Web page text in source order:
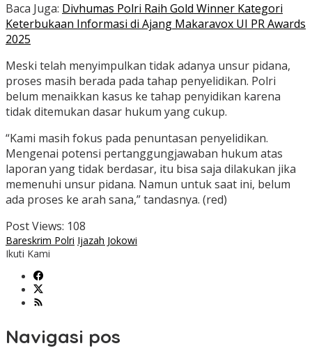
Baca Juga: Divhumas Polri Raih Gold Winner Kategori
Keterbukaan Informasi di Ajang Makaravox UI PR Awards
2025
Meski telah menyimpulkan tidak adanya unsur pidana,
proses masih berada pada tahap penyelidikan. Polri
belum menaikkan kasus ke tahap penyidikan karena
tidak ditemukan dasar hukum yang cukup.
“Kami masih fokus pada penuntasan penyelidikan.
Mengenai potensi pertanggungjawaban hukum atas
laporan yang tidak berdasar, itu bisa saja dilakukan jika
memenuhi unsur pidana. Namun untuk saat ini, belum
ada proses ke arah sana,” tandasnya. (red)
Post Views: 108
Bareskrim Polri Ijazah Jokowi
Ikuti Kami
Navigasi pos